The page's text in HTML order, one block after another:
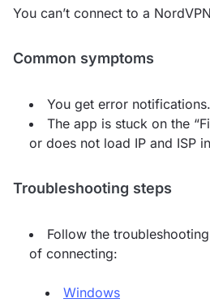
You can’t connect to a
Common symptoms
You get error notifications.
The app is stuck on the
or does not load IP and ISP
Troubleshooting steps
Follow the
of connecting:
Windows